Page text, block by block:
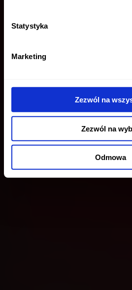
Statystyka
Marketing
Zezwól na
Zezwól na
Odmowa
DOWIEDZ SIĘ WIĘCEJ
Informacje na temat